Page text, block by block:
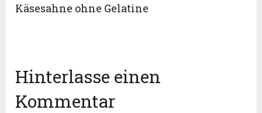
Käsesahne ohne Gelatine
Hinterlasse einen
Kommentar